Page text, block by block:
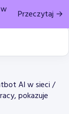
Przeczytaj →
AI w sieci/
pokazuje